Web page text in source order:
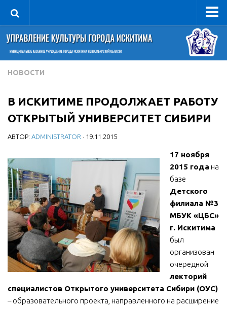
Управление
Руководитель
Сведения об организации
Книга почета культуры
Фотогалерея
Документы
Правовая база
Противодействие коррупции
Отчеты о деятельности
Учреждения культуры
МБУ Дом культуры «Молодость»
МБУ Дом культуры «Октябрь»
МБОУ ДО «Детская музыкальная школа»
НОВОСТИ
В ИСКИТИМЕ ПРОДОЛЖАЕТ РАБОТУ
ОТКРЫТЫЙ УНИВЕРСИТЕТ СИБИРИ
АВТОР: ADMINISTRATOR · 19.11.2015
17 ноября
2015 года на
базе
Детского
филиала №3
МБУК «ЦБС»
г. Искитима
был
организован
очередной
лекторий
специалистов Открытого университета Сибири (ОУС)
– образовательного проекта, направленного на расширение